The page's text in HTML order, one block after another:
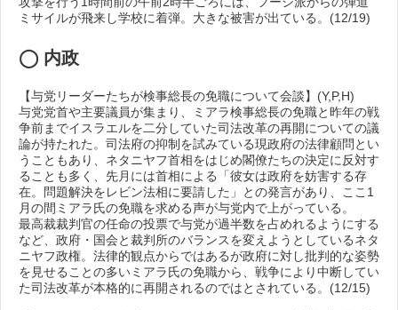
ミサイルが飛来し学校に着弾。大きな被害が出ている。(12/19)
◯ 内政
【与党リーダーたちが検事総長の免職について会談】(Y,P,H)
与党党首や主要議員が集まり、ミアラ検事総長の免職と昨年の戦
争前までイスラエルを二分していた司法改革の再開についての議
論が持たれた。司法府の抑制を試みている現政府の法律顧問とい
うこともあり、ネタニヤフ首相をはじめ閣僚たちの決定に反対す
ることも多く、先月には首相による「彼女は政府を妨害する存
在。問題解決をレビン法相に要請した」との発言があり、ここ1
月の間ミアラ氏の免職を求める声が与党内で上がっている。
最高裁裁判官の任命の投票で与党が過半数を占めれるようにする
など、政府・国会と裁判所のバランスを変えようとしているネタ
ニヤフ政権。法律的観点からではあるが政府に対し批判的な姿勢
を見せることの多いミアラ氏の免職から、戦争により中断してい
た司法改革が本格的に再開されるのではとされている。(12/15)